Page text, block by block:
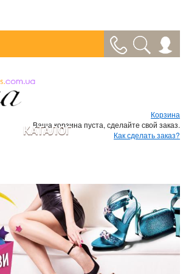
Корзина
Ваша корзина пуста, сделайте свой заказ.
Как сделать заказ?
КАТАЛОГ